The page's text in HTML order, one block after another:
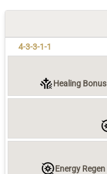
4-3-3-1-1
Healing Bonus
Energy Regen